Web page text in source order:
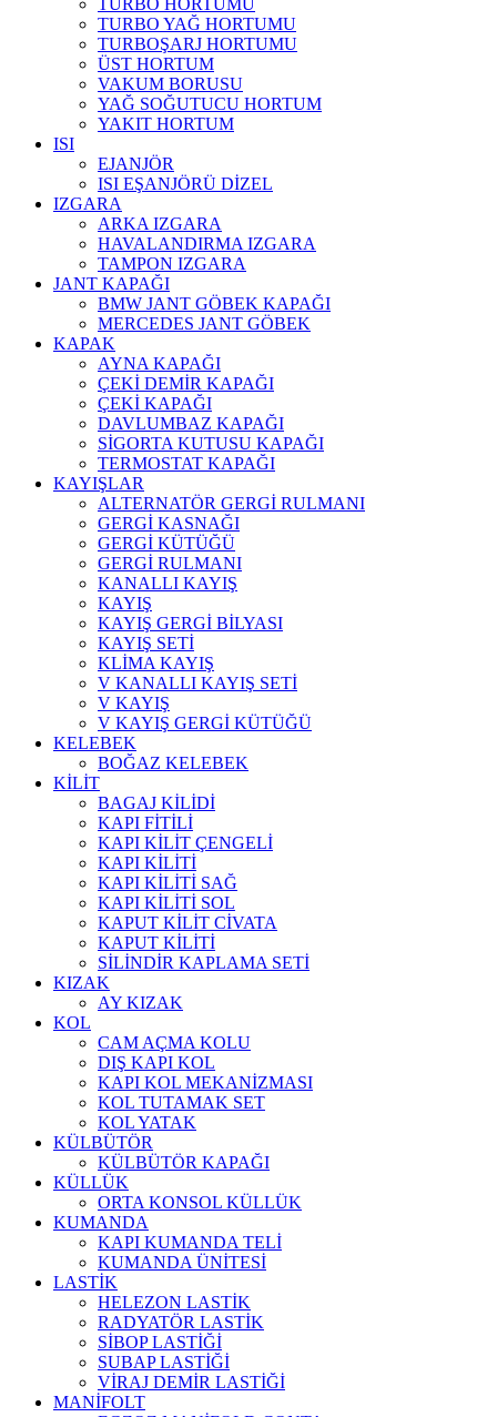
TURBO HORTUMU
TURBO YAĞ HORTUMU
TURBOŞARJ HORTUMU
ÜST HORTUM
VAKUM BORUSU
YAĞ SOĞUTUCU HORTUM
YAKIT HORTUM
ISI
EJANJÖR
ISI EŞANJÖRÜ DİZEL
IZGARA
ARKA IZGARA
HAVALANDIRMA IZGARA
TAMPON IZGARA
JANT KAPAĞI
BMW JANT GÖBEK KAPAĞI
MERCEDES JANT GÖBEK
KAPAK
AYNA KAPAĞI
ÇEKİ DEMİR KAPAĞI
ÇEKİ KAPAĞI
DAVLUMBAZ KAPAĞI
SİGORTA KUTUSU KAPAĞI
TERMOSTAT KAPAĞI
KAYIŞLAR
ALTERNATÖR GERGİ RULMANI
GERGİ KASNAĞI
GERGİ KÜTÜĞÜ
GERGİ RULMANI
KANALLI KAYIŞ
KAYIŞ
KAYIŞ GERGİ BİLYASI
KAYIŞ SETİ
KLİMA KAYIŞ
V KANALLI KAYIŞ SETİ
V KAYIŞ
V KAYIŞ GERGİ KÜTÜĞÜ
KELEBEK
BOĞAZ KELEBEK
KİLİT
BAGAJ KİLİDİ
KAPI FİTİLİ
KAPI KİLİT ÇENGELİ
KAPI KİLİTİ
KAPI KİLİTİ SAĞ
KAPI KİLİTİ SOL
KAPUT KİLİT CİVATA
KAPUT KİLİTİ
SİLİNDİR KAPLAMA SETİ
KIZAK
AY KIZAK
KOL
CAM AÇMA KOLU
DIŞ KAPI KOL
KAPI KOL MEKANİZMASI
KOL TUTAMAK SET
KOL YATAK
KÜLBÜTÖR
KÜLBÜTÖR KAPAĞI
KÜLLÜK
ORTA KONSOL KÜLLÜK
KUMANDA
KAPI KUMANDA TELİ
KUMANDA ÜNİTESİ
LASTİK
HELEZON LASTİK
RADYATÖR LASTİK
SİBOP LASTİĞİ
SUBAP LASTİĞİ
VİRAJ DEMİR LASTİĞİ
MANİFOLT